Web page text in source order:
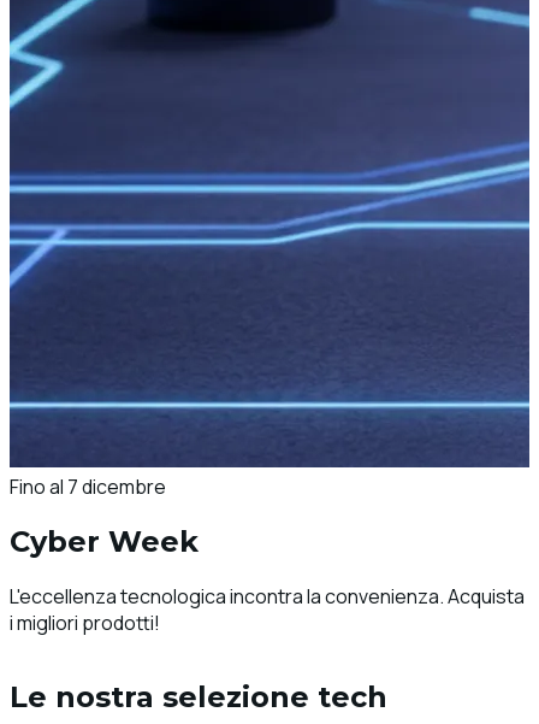
Fino al 7 dicembre
Cyber Week
L'eccellenza tecnologica incontra la convenienza. Acquista
i migliori prodotti!
Le nostra selezione tech